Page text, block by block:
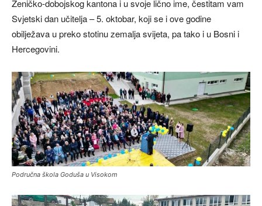
Zeničko-dobojskog kantona i u svoje lično ime, čestitam vam
Svjetski dan učitelja – 5. oktobar, koji se i ove godine
obilježava u preko stotinu zemalja svijeta, pa tako i u Bosni i
Hercegovini.
Područna škola Goduša u Visokom